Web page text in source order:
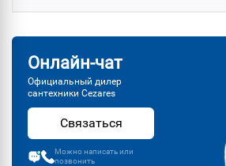
Онлайн-чат
Официальный дилер
сантехники Cezares
Связаться
Можно написать или
позвонить